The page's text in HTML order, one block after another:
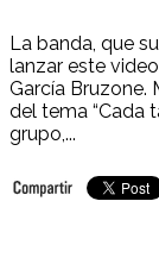
La banda, que
lanzar este
García Bruzone.
del tema “Cada
grupo,...